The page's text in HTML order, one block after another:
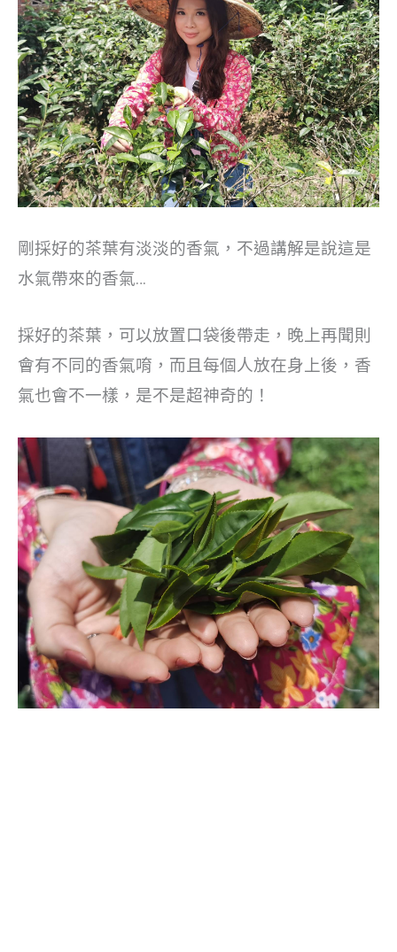
剛採好的茶葉有淡淡的香氣，不過講解是說這是
水氣帶來的香氣…
採好的茶葉，可以放置口袋後帶走，晚上再聞則
會有不同的香氣唷，而且每個人放在身上後，香
氣也會不一樣，是不是超神奇的！